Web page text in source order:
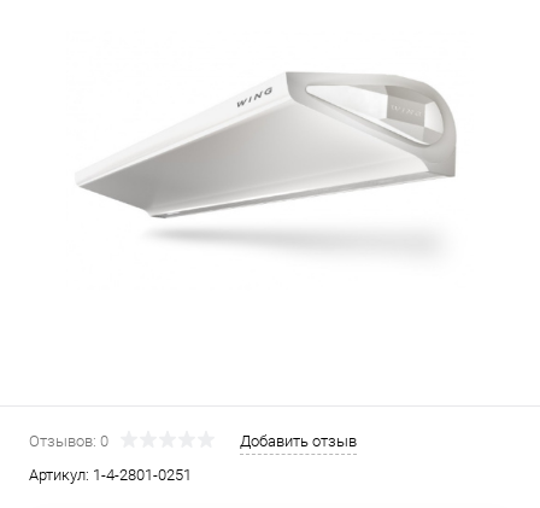
Отзывов: 0
Добавить отзыв
Артикул: 1-4-2801-0251